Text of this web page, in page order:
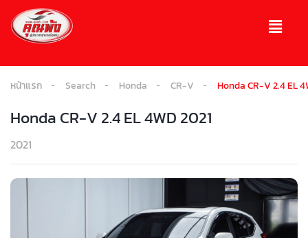
หน้าแรก Search Honda CR-V Honda CR-V 2.4 EL
Honda CR-V 2.4 EL 4WD 2021
2021